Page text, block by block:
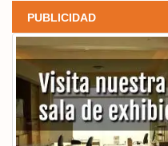
PUBLICIDAD